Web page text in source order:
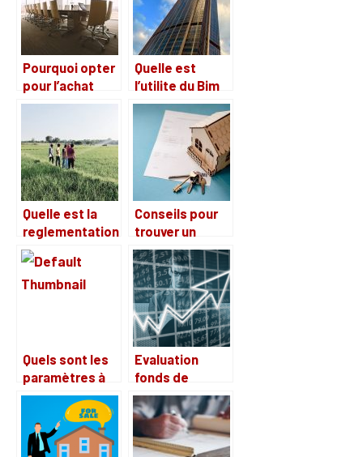
vue de
revendre ?
Pourquoi opter
pour l’achat
d’un local
Quelle est
l’utilite du Bim
dans le
domaine de
l’architecture ?
Quelle est la
reglementation
pour la vente
d’un terrain
agricole ?
Conseils pour
trouver un
meilleur
immobilier
d’entreprise
Quels sont les
paramètres à
analyser avant
de choisir un
bureau
d’affaires ?
Evaluation
fonds de
commerce : les
conseils a
suivre